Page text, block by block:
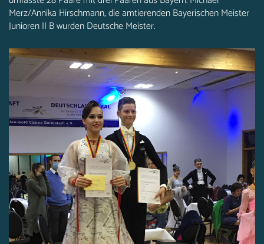
Merz/Annika Hirschmann, die amtierenden Bayerischen Meister
Junioren II B wurden Deutsche Meister.